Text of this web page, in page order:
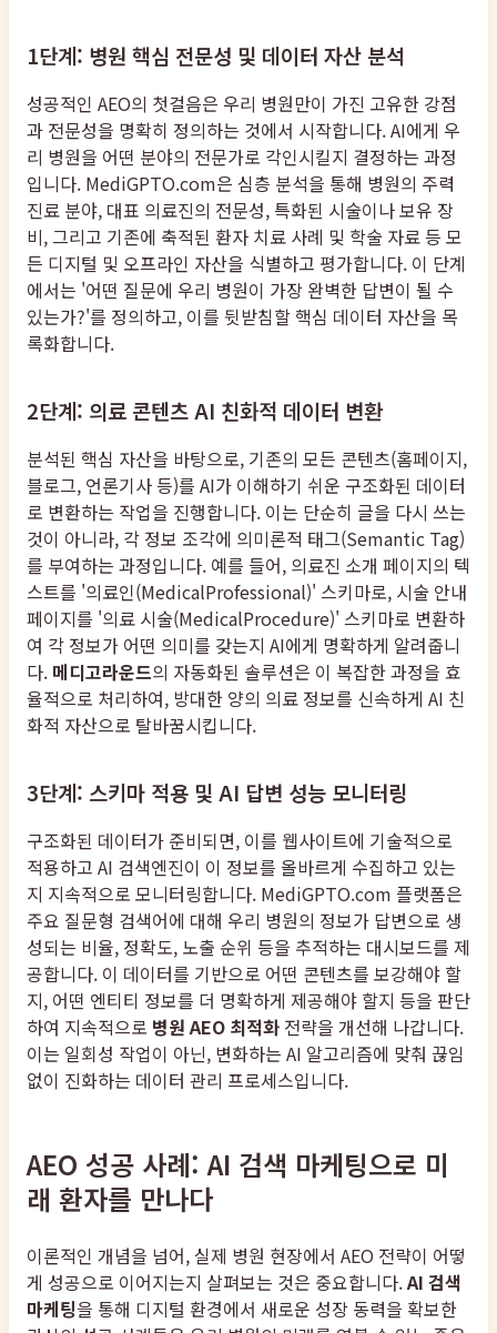
1단계: 병원 핵심 전문성 및 데이터 자산 분석
성공적인 AEO의 첫걸음은 우리 병원만이 가진 고유한 강점
과 전문성을 명확히 정의하는 것에서 시작합니다. AI에게 우
리 병원을 어떤 분야의 전문가로 각인시킬지 결정하는 과정
입니다. MediGPTO.com은 심층 분석을 통해 병원의 주력
진료 분야, 대표 의료진의 전문성, 특화된 시술이나 보유 장
비, 그리고 기존에 축적된 환자 치료 사례 및 학술 자료 등 모
든 디지털 및 오프라인 자산을 식별하고 평가합니다. 이 단계
에서는 '어떤 질문에 우리 병원이 가장 완벽한 답변이 될 수
있는가?'를 정의하고, 이를 뒷받침할 핵심 데이터 자산을 목
록화합니다.
2단계: 의료 콘텐츠 AI 친화적 데이터 변환
분석된 핵심 자산을 바탕으로, 기존의 모든 콘텐츠(홈페이지,
블로그, 언론기사 등)를 AI가 이해하기 쉬운 구조화된 데이터
로 변환하는 작업을 진행합니다. 이는 단순히 글을 다시 쓰는
것이 아니라, 각 정보 조각에 의미론적 태그(Semantic Tag)
를 부여하는 과정입니다. 예를 들어, 의료진 소개 페이지의 텍
스트를 '의료인(MedicalProfessional)' 스키마로, 시술 안내
페이지를 '의료 시술(MedicalProcedure)' 스키마로 변환하
여 각 정보가 어떤 의미를 갖는지 AI에게 명확하게 알려줍니
다. 메디고라운드의 자동화된 솔루션은 이 복잡한 과정을 효
율적으로 처리하여, 방대한 양의 의료 정보를 신속하게 AI 친
화적 자산으로 탈바꿈시킵니다.
3단계: 스키마 적용 및 AI 답변 성능 모니터링
구조화된 데이터가 준비되면, 이를 웹사이트에 기술적으로
적용하고 AI 검색엔진이 이 정보를 올바르게 수집하고 있는
지 지속적으로 모니터링합니다. MediGPTO.com 플랫폼은
주요 질문형 검색어에 대해 우리 병원의 정보가 답변으로 생
성되는 비율, 정확도, 노출 순위 등을 추적하는 대시보드를 제
공합니다. 이 데이터를 기반으로 어떤 콘텐츠를 보강해야 할
지, 어떤 엔티티 정보를 더 명확하게 제공해야 할지 등을 판단
하여 지속적으로 병원 AEO 최적화 전략을 개선해 나갑니다.
이는 일회성 작업이 아닌, 변화하는 AI 알고리즘에 맞춰 끊임
없이 진화하는 데이터 관리 프로세스입니다.
AEO 성공 사례: AI 검색 마케팅으로 미
래 환자를 만나다
이론적인 개념을 넘어, 실제 병원 현장에서 AEO 전략이 어떻
게 성공으로 이어지는지 살펴보는 것은 중요합니다.AI 검색
마케팅을 통해 디지털 환경에서 새로운 성장 동력을 확보한